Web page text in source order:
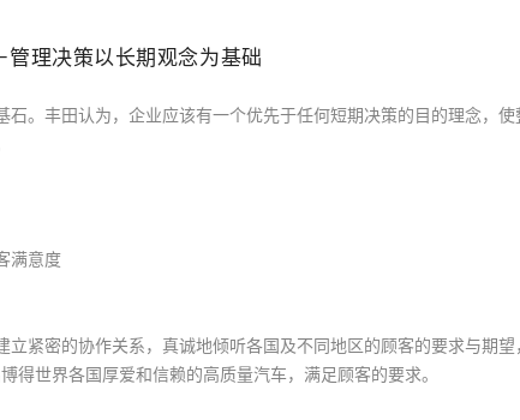
管理决策以长期观念为基础
石。丰田认为，企业应该有一个优先于任何短期决策的目的理念，
满意度
立紧密的协作关系，真诚地倾听各国及不同地区的顾客的要求与期
得世界各国厚爱和信赖的高质量汽车，满足顾客的要求。